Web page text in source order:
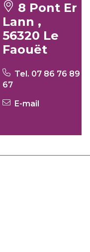
8 Pont Er
Lann ,
56320 Le
Faouët
Tel. 07 86 76 89
67
E-mail